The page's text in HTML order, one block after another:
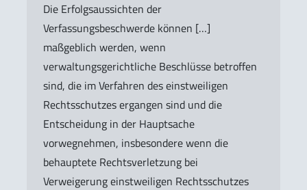
Die Erfolgsaussichten der
Verfassungsbeschwerde können […]
maßgeblich werden, wenn
verwaltungsgerichtliche Beschlüsse betroffen
sind, die im Verfahren des einstweiligen
Rechtsschutzes ergangen sind und die
Entscheidung in der Hauptsache
vorwegnehmen, insbesondere wenn die
behauptete Rechtsverletzung bei
Verweigerung einstweiligen Rechtsschutzes